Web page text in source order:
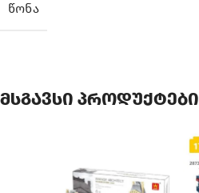
ᲬᲝᲜᲐ
მსგავსი პროდუქტები